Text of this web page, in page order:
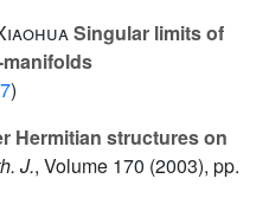
Singular limits of
)
Hermitian structures on
J., Volume 170 (2003), pp.